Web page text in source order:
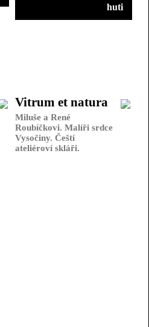
huti
Vitrum et natura
Miluše a René
Roubíčkovi. Malíři srdce
Vysočiny. Čeští
ateliéroví skláři.